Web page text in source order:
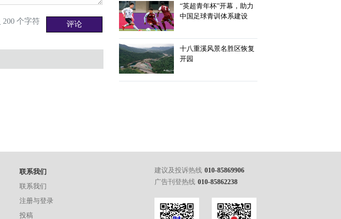
200 个字符
“英超青年杯”开幕，助力
中国足球青训体系建设
十八重溪风景名胜区恢复
开园
联系我们
联系我们
注册与登录
投稿
建议及投诉热线 010-85869906
广告刊登热线 010-85862238